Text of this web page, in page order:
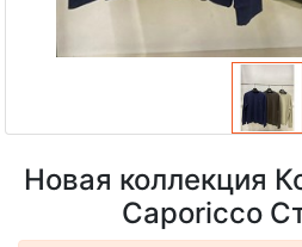
Новая коллекция
Caporicco